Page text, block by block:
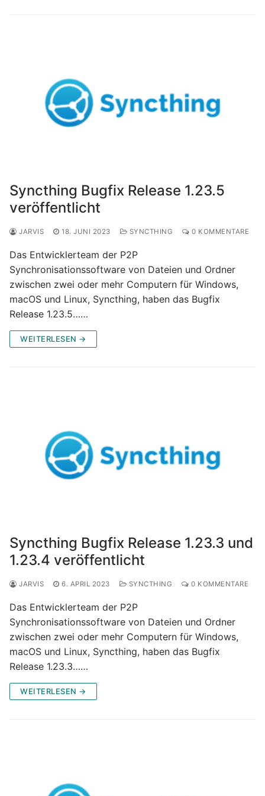
Syncthing Bugfix Release 1.23.5
veröffentlicht
JARVIS 18. JUNI 2023 SYNCTHING 0 KOMMENTARE
Das Entwicklerteam der P2P
Synchronisationssoftware von Dateien und Ordner
zwischen zwei oder mehr Computern für Windows,
macOS und Linux, Syncthing, haben das Bugfix
Release 1.23.5……
WEITERLESEN →
Syncthing Bugfix Release 1.23.3 und
1.23.4 veröffentlicht
JARVIS 6. APRIL 2023 SYNCTHING 0 KOMMENTARE
Das Entwicklerteam der P2P
Synchronisationssoftware von Dateien und Ordner
zwischen zwei oder mehr Computern für Windows,
macOS und Linux, Syncthing, haben das Bugfix
Release 1.23.3……
WEITERLESEN →